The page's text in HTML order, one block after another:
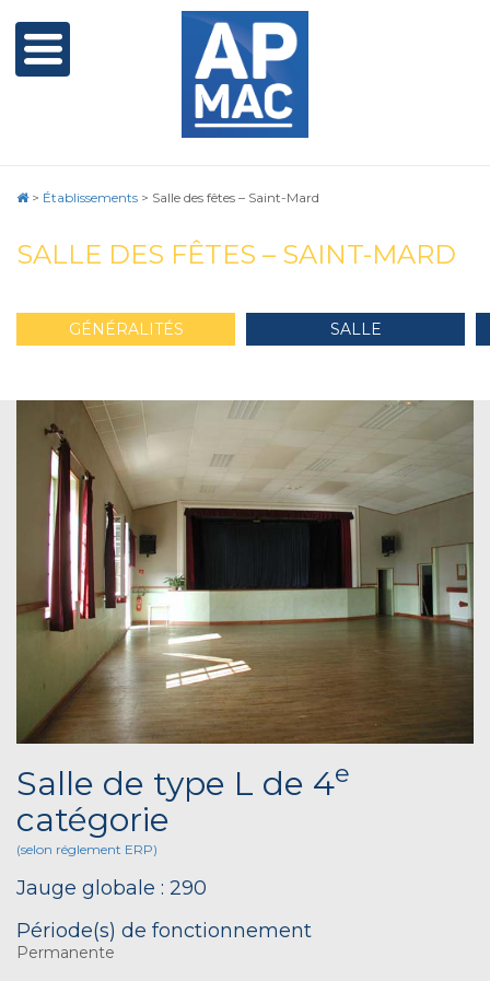
> Établissements > Salle des fêtes – Saint-Mard
SALLE DES FÊTES – SAINT-MARD
GÉNÉRALITÉS SALLE
Salle de type L de 4e
catégorie
(selon réglement ERP)
Jauge globale : 290
Période(s) de fonctionnement
Permanente